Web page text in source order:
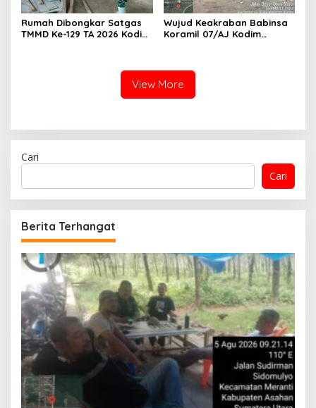
Rumah Dibongkar Satgas
TMMD Ke-129 TA 2026 Kodim
Wujud Keakraban Babinsa
Koramil 07/AJ Kodim
View More
Cari
Cari
Berita Terhangat